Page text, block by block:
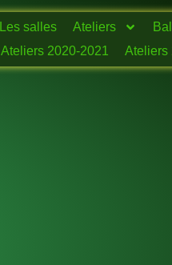
Les salles Ateliers
Ateliers 2020-2021 Ateliers